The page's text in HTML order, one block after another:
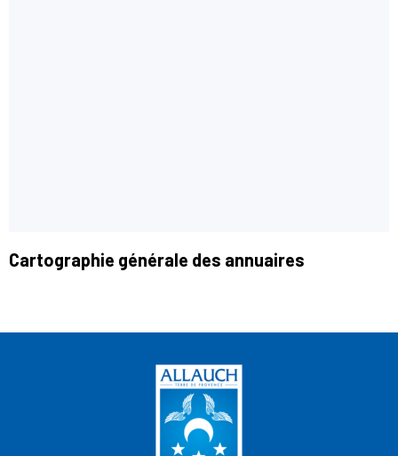
Cartographie générale des annuaires